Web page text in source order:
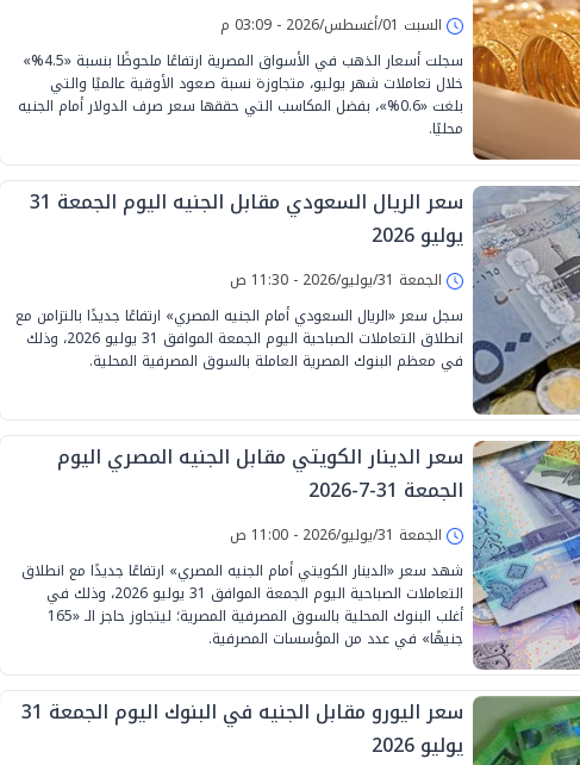
السبت 01/أغسطس/2026 - 03:09 م
سجلت أسعار الذهب في الأسواق المصرية ارتفاعًا ملحوظًا بنسبة «4.5%»
خلال تعاملات شهر يوليو، متجاوزة نسبة صعود الأوقية عالميًا والتي
بلغت «0.6%»، بفضل المكاسب التي حققها سعر صرف الدولار أمام الجنيه
محليًا.
سعر الريال السعودي مقابل الجنيه اليوم الجمعة 31
يوليو 2026
الجمعة 31/يوليو/2026 - 11:30 ص
سجل سعر «الريال السعودي أمام الجنيه المصري» ارتفاعًا جديدًا بالتزامن مع
انطلاق التعاملات الصباحية اليوم الجمعة الموافق 31 يوليو 2026، وذلك
في معظم البنوك المصرية العاملة بالسوق المصرفية المحلية.
سعر الدينار الكويتي مقابل الجنيه المصري اليوم
الجمعة 31-7-2026
الجمعة 31/يوليو/2026 - 11:00 ص
شهد سعر «الدينار الكويتي أمام الجنيه المصري» ارتفاعًا جديدًا مع انطلاق
التعاملات الصباحية اليوم الجمعة الموافق 31 يوليو 2026، وذلك في
أغلب البنوك المحلية بالسوق المصرفية المصرية؛ ليتجاوز حاجز الـ «165
جنيهًا» في عدد من المؤسسات المصرفية.
سعر اليورو مقابل الجنيه في البنوك اليوم الجمعة 31
يوليو 2026